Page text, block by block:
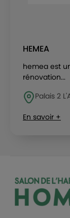
HEMEA
hemea est
rénovation...
Palais 2
En savoir +